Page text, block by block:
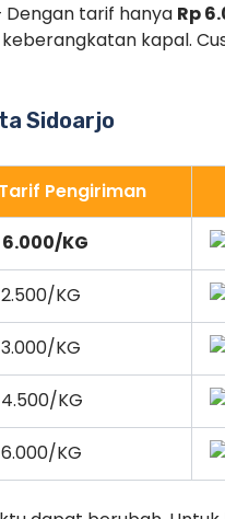
Dengan tarif hanya Rp
kapal.
Sidoarjo
Tarif Pengiriman
6.000/KG
KG
KG
4.500/KG
KG